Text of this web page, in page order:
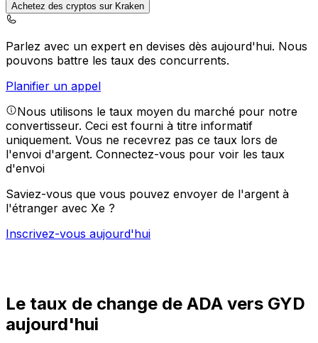
Achetez des cryptos sur Kraken
Parlez avec un expert en devises dès aujourd'hui. Nous
pouvons battre les taux des concurrents.
Planifier un appel
Nous utilisons le taux moyen du marché pour notre
convertisseur. Ceci est fourni à titre informatif
uniquement. Vous ne recevrez pas ce taux lors de
l'envoi d'argent. Connectez-vous pour voir les taux
d'envoi
Saviez-vous que vous pouvez envoyer de l'argent à
l'étranger avec Xe ?
Inscrivez-vous aujourd'hui
Le taux de change de ADA vers GYD
aujourd'hui